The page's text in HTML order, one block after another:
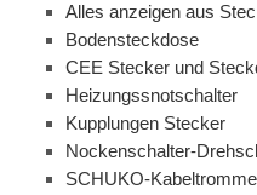
Alles anzeigen aus
Bodensteckdose
CEE Stecker und
Heizungssnotschalter
Kupplungen Stecker
Nockenschalter-
SCHUKO-